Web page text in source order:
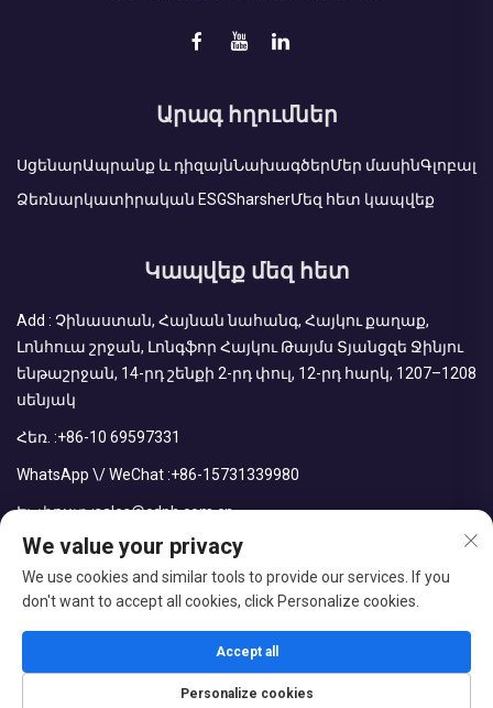
Արագ հղումներ
ՍցենարԱպրանք և դիզայնՆախագծերՄեր մասինԳլոբալ
Ձեռնարկատիրական ESGSharsherՄեզ հետ կապվեք
Կապվեք մեզ հետ
Add : Չինաստան, Հայնան նահանգ, Հայկու քաղաք,
Լոնհուա շրջան, Լոնգֆոր Հայկու Թայմս Տյանցզե Ջինյու
ենթաշրջան, 14-րդ շենքի 2-րդ փուլ, 12-րդ հարկ, 1207–1208
սենյակ
Հեռ. :+86-10 69597331
WhatsApp \/ WeChat :+86-15731339980
Էլ. փոստ :sales@cdph.com.cn
(Հայնան) Company Limited
Գաղտնիության քաղաքականություն
We value your privacy
We use cookies and similar tools to provide our services. If you
don't want to accept all cookies, click Personalize cookies.
Personalize cookies
Accept all